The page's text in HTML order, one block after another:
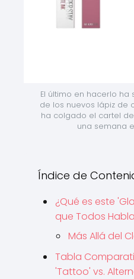
El último en hacerlo ha
de los nuevos lápiz de
ha colgado el cartel
una semana
Índice de
¿Qué es este
que Todos
Más Allá del
Tabla
'Tattoo' vs.